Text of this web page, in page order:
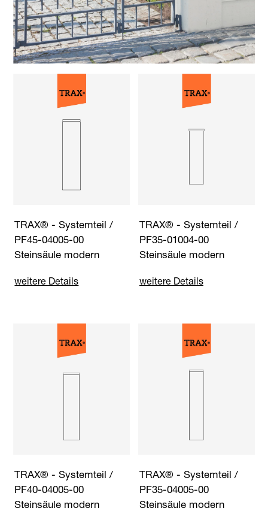
TRAX® - Systemteil /
PF45-04005-00
Steinsäule modern
weitere Details
TRAX® - Systemteil /
PF35-01004-00
Steinsäule modern
weitere Details
TRAX® - Systemteil /
PF40-04005-00
Steinsäule modern
TRAX® - Systemteil /
PF35-04005-00
Steinsäule modern